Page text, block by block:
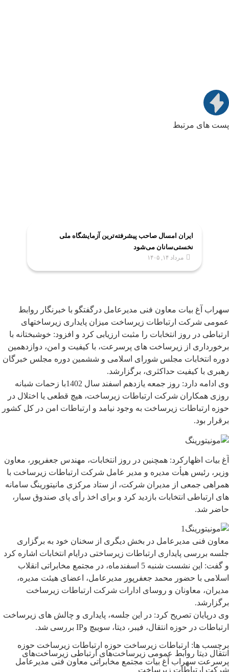
پست های مرتبط
ایران امسال صاحب پیشرفته‌ترین آزمایشگاه ملی
نخستی‌سانان می‌شود
مرداد ۱۴, ۱۴۰۵
سهراب آغ بیات معاون فنی مدیرعامل درگفتگو با خبرنگار روابط
عمومی شرکت ارتباطات زیرساخت میزان پایداری زیرساختهای
ارتباطی در روز انتخابات را مثبت ارزیابی کرد و افزود: خوشبختانه با
برخورداری از زیرساخت های پرسرعت، با کیفیت و امن، دوازدهمین
دوره انتخابات مجلس شورای اسلامی و ششمین دوره مجلس خبرگان
رهبری با کیفیت حداکثری، برگزارشد.
وی ادامه دارد: روز جمعه یازدهم اسفند سال 1402با زحمات شبانه
روزی همکاران شرکت ارتباطات زیرساخت، هیچ قطعی یا اختلال در
حوزه ارتباطات زیرساخت به وجود نیامد و ارتباطات امن در کل کشور
برقرار بود.
آغ بیات اظهارکرد: همچنین در روز انتخابات، مهندس جعفرپور، معاون
وزیر، رئیس هیأت مدیره و مدیر عامل شرکت ارتباطات زیرساخت با
همراهی جمعی از مدیران شرکت، از ستاد مرکزی مانیتورینگ سامانه
های ارتباطی انتخابات بازدید کرد و برای اخذ رأی پای صندوق سیار،
حاضر شد.
معاون فنی مدیرعامل در بخش دیگری از سخنان خود به برگزاری
جلسه بررسی پایداری ارتباطات زیرساختی درایام انتخابات اشاره کرد
و گفت: این نشست شنبه 5 اسفندماه، در مجتمع مخابراتی انقلاب
اسلامی با حضور محمد جعفرپور مدیرعامل، اعضای هیئت مدیره،
مدیران، معاونان و روسای ادارات شرکت ارتباطات زیرساخت
برگزارشد.
وی درپایان تصریح کرد: در این جلسه، پایداری و چالش های زیرساخت
ارتباطات در حوزه انتقال، فیبر، دیتا، سوییچ وIP بررسی شد.
برچسب ها: ارتباطات زیرساخت حوزه ارتباطات زیرساخت حوزه
انتقال دیتا روابط عمومی زیرساخت‌های ارتباطی زیرساخت‌های
پرسرعت سهراب آغ بیات مجتمع مخابراتی معاون فنی مدیرعامل
شرکت ارتباطات زیرساخت